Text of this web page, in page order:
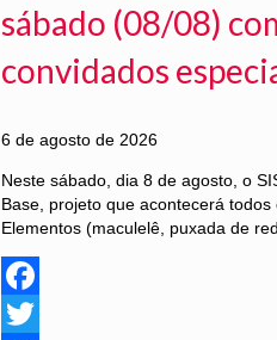
sábado (08/08)
convidados
6 de agosto de 2026
Neste sábado, dia 8 de agosto, o
Base, projeto que acontecerá
Elementos (maculelê, puxada de
Facebook